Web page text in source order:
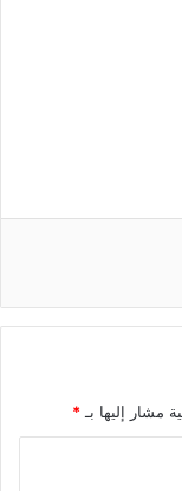
مشار إليها بـ*